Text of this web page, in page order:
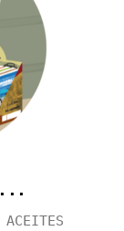
ACEITES